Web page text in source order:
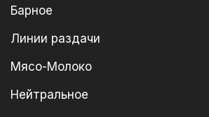
Барное
Линии раздачи
Мясо-Молоко
Нейтральное